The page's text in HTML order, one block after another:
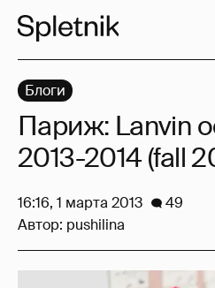
Блоги
Париж: Lanvin
2013-2014 (fall
16:16, 1 марта 2013
49
Автор: pushilina